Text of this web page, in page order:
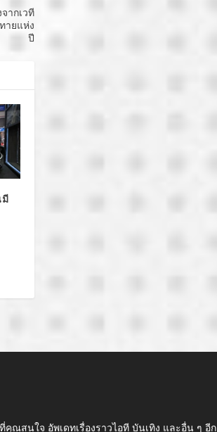
ากเวที
ายแห่ง
ปี
มี
คุณสนใจ อัพเดทเรื่องราวไอที บันเทิง และอื่น ๆ อีก